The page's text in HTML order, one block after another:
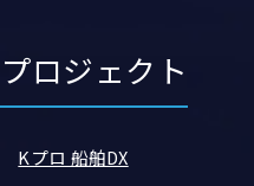
プロジェクト
Kプロ 船舶DX